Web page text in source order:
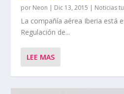
por Neon | Dic 13, 2015 | Noticias
La compañía aérea Iberia está
Regulación de...
LEE MAS